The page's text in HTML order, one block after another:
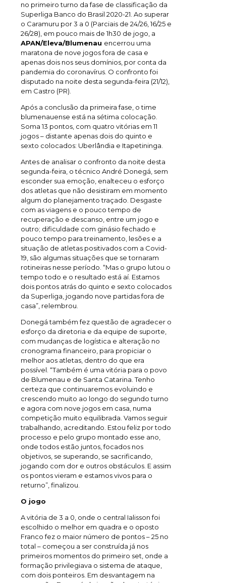
no primeiro turno da fase de classificação da
Superliga Banco do Brasil 2020-21. Ao superar
o Caramuru por 3 a 0 (Parciais de 24/26, 16/25 e
26/28), em pouco mais de 1h30 de jogo, a
APAN/Eleva/Blumenau encerrou uma
maratona de nove jogos fora de casa e
apenas dois nos seus domínios, por conta da
pandemia do coronavírus. O confronto foi
disputado na noite desta segunda-feira (21/12),
em Castro (PR).
Após a conclusão da primeira fase, o time
blumenauense está na sétima colocação.
Soma 13 pontos, com quatro vitórias em 11
jogos – distante apenas dois do quinto e
sexto colocados: Uberlândia e Itapetininga.
Antes de analisar o confronto da noite desta
segunda-feira, o técnico André Donegá, sem
esconder sua emoção, enalteceu o esforço
dos atletas que não desistiram em momento
algum do planejamento traçado. Desgaste
com as viagens e o pouco tempo de
recuperação e descanso, entre um jogo e
outro; dificuldade com ginásio fechado e
pouco tempo para treinamento, lesões e a
situação de atletas positivados com a Covid-
19, são algumas situações que se tornaram
rotineiras nesse período. “Mas o grupo lutou o
tempo todo e o resultado está aí. Estamos
dois pontos atrás do quinto e sexto colocados
da Superliga, jogando nove partidas fora de
casa”, relembrou.
Donegá também fez questão de agradecer o
esforço da diretoria e da equipe de suporte,
com mudanças de logística e alteração no
cronograma financeiro, para propiciar o
melhor aos atletas, dentro do que era
possível. “Também é uma vitória para o povo
de Blumenau e de Santa Catarina. Tenho
certeza que continuaremos evoluindo e
crescendo muito ao longo do segundo turno
e agora com nove jogos em casa, numa
competição muito equilibrada. Vamos seguir
trabalhando, acreditando. Estou feliz por todo
processo e pelo grupo montado esse ano,
onde todos estão juntos, focados nos
objetivos, se superando, se sacrificando,
jogando com dor e outros obstáculos. E assim
os pontos vieram e estamos vivos para o
returno”, finalizou.
O jogo
A vitória de 3 a 0, onde o central Ialisson foi
escolhido o melhor em quadra e o oposto
Franco fez o maior número de pontos – 25 no
total – começou a ser construída já nos
primeiros momentos do primeiro set, onde a
formação privilegiava o sistema de ataque,
com dois ponteiros. Em desvantagem na